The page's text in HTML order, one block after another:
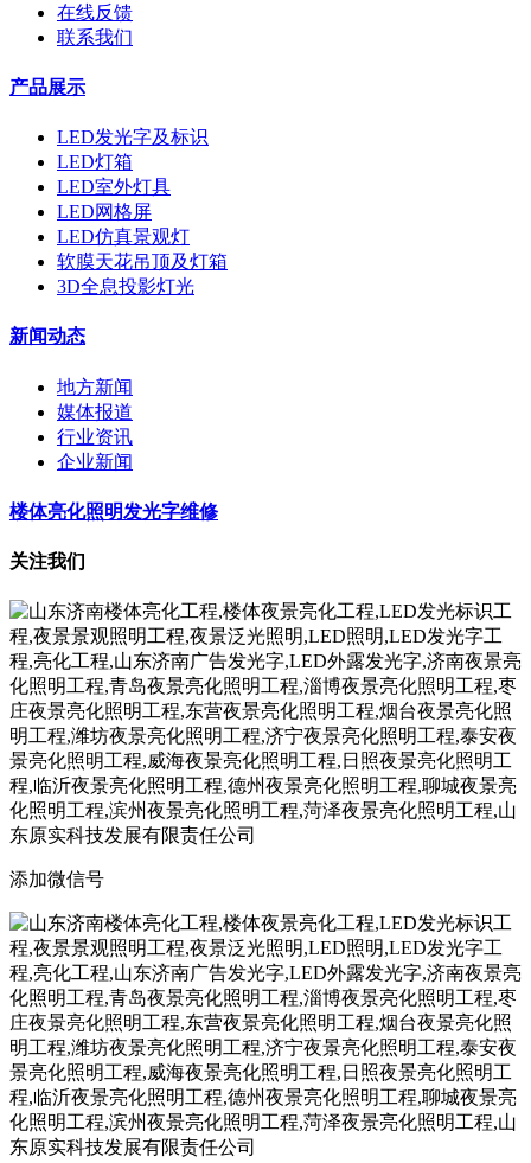
在线反馈
联系我们
产品展示
LED发光字及标识
LED灯箱
LED室外灯具
LED网格屏
LED仿真景观灯
软膜天花吊顶及灯箱
3D全息投影灯光
新闻动态
地方新闻
媒体报道
行业资讯
企业新闻
楼体亮化照明发光字维修
关注我们
添加微信号